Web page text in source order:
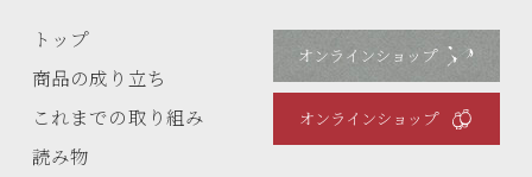
トップ
商品の成り立ち
これまでの取り組み
読み物
オンラインショップ
オンラインショップ